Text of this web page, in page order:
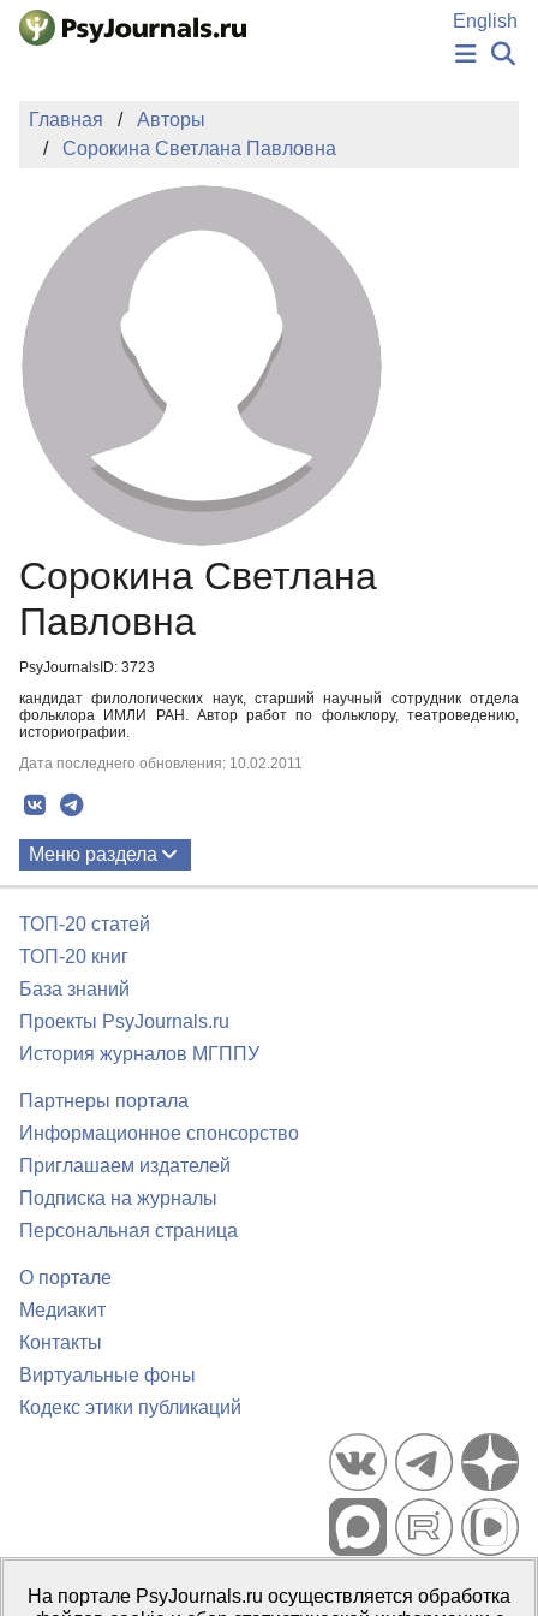
Перейти к основному содержанию
English
ИЗДАНИЯ
ПОДАТЬ РУКОПИСЬ
БАЗА ЗНАНИЙ
КЛЮЧЕВЫЕ СЛОВА
Регистрация
Главная
Авторы
Сорокина Светлана Павловна
Сорокина Светлана
Павловна
PsyJournalsID: 3723
кандидат филологических наук, старший научный сотрудник отдела
фольклора ИМЛИ РАН. Автор работ по фольклору, театроведению,
историографии.
Дата последнего обновления: 10.02.2011
Меню раздела
ТОП-20 статей
ТОП-20 книг
База знаний
Проекты PsyJournals.ru
История журналов МГППУ
Партнеры портала
Информационное спонсорство
Приглашаем издателей
Подписка на журналы
Персональная страница
О портале
Медиакит
Контакты
Виртуальные фоны
Кодекс этики публикаций
Портал психологических изданий PsyJournals.ru, 2007–2026
Правила использования материалов
На портале PsyJournals.ru осуществляется обработка